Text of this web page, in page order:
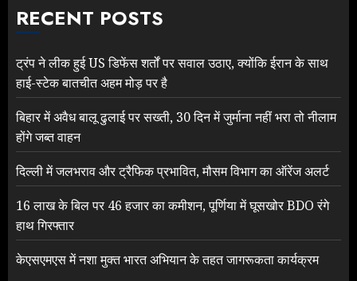
RECENT POSTS
ट्रंप ने लीक हुई US डिफेंस शर्तों पर सवाल उठाए, क्योंकि ईरान के साथ
हाई-स्टेक बातचीत अहम मोड़ पर है
बिहार में अवैध बालू ढुलाई पर सख्ती, 30 दिन में जुर्माना नहीं भरा तो नीलाम
होंगे जब्त वाहन
दिल्ली में जलभराव और ट्रैफिक प्रभावित, मौसम विभाग का ऑरेंज अलर्ट
16 लाख के बिल पर 46 हजार का कमीशन, पूर्णिया में घूसखोर BDO रंगे
हाथ गिरफ्तार
केएसएमएस में नशा मुक्त भारत अभियान के तहत जागरूकता कार्यक्रम